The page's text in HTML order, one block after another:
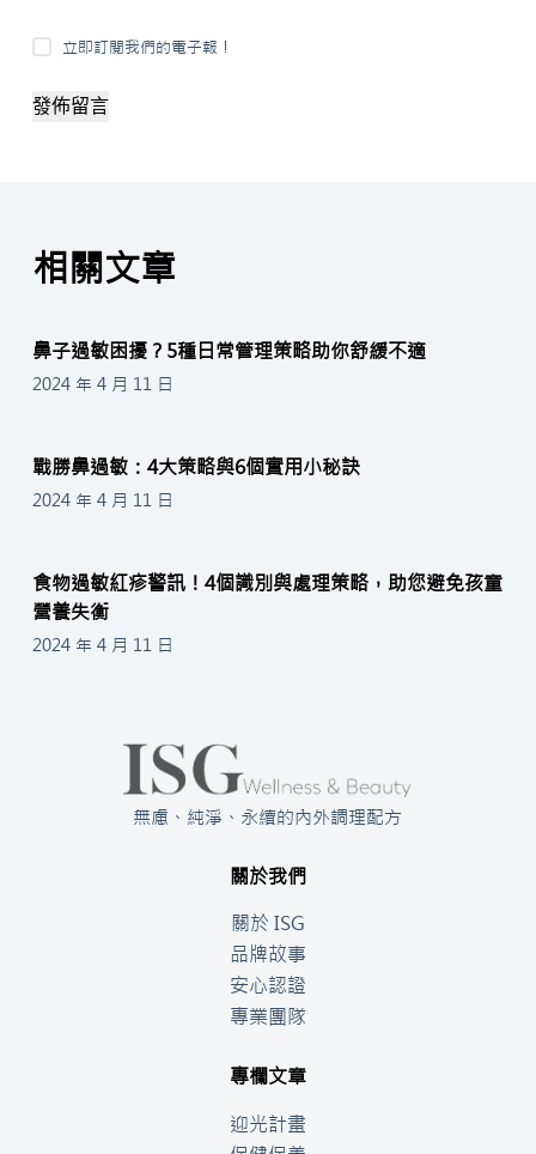
立即訂閱我們的電子報！
發佈留言
相關文章
鼻子過敏困擾？5種日常管理策略助你舒緩不適
2024 年 4 月 11 日
戰勝鼻過敏：4大策略與6個實用小秘訣
2024 年 4 月 11 日
食物過敏紅疹警訊！4個識別與處理策略，助您避免孩童
營養失衡
2024 年 4 月 11 日
無慮、純淨、永續的內外調理配方
關於我們
關於 ISG
品牌故事
安心認證
專業團隊
專欄文章
迎光計畫